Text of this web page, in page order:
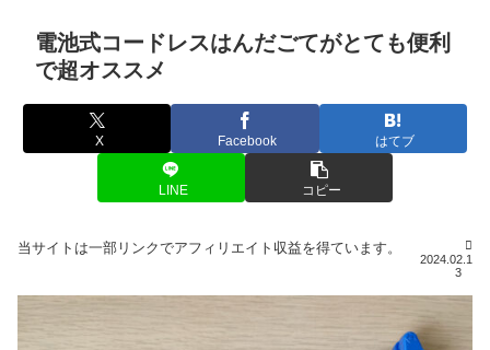
電池式コードレスはんだごてがとても便利
で超オススメ
X Facebook はてブ
LINE コピー
2024.02.1
3